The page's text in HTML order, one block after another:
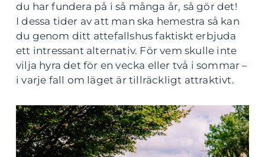
du har fundera på i så många år, så gör det!
I dessa tider av att man ska hemestra så kan
du genom ditt attefallshus faktiskt erbjuda
ett intressant alternativ. För vem skulle inte
vilja hyra det för en vecka eller två i sommar –
i varje fall om läget är tillräckligt attraktivt.